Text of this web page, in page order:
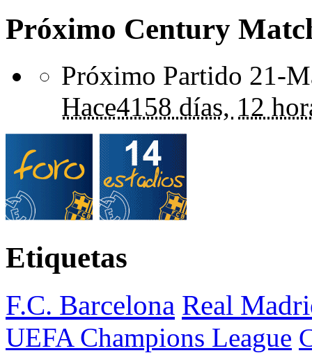
Próximo Century
Próximo Partido 21-
Hace4158 días, 12
Etiquetas
F.C. Barcelona Real
UEFA Champions League